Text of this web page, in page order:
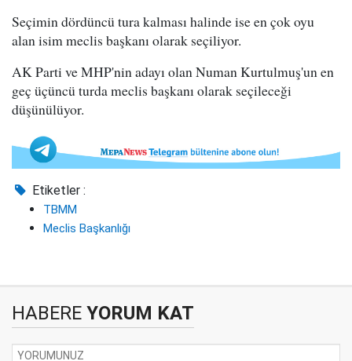
Seçimin dördüncü tura kalması halinde ise en çok oyu
alan isim meclis başkanı olarak seçiliyor.
AK Parti ve MHP'nin adayı olan Numan Kurtulmuş'un en
geç üçüncü turda meclis başkanı olarak seçileceği
düşünülüyor.
Etiketler :
TBMM
Meclis Başkanlığı
HABERE YORUM KAT